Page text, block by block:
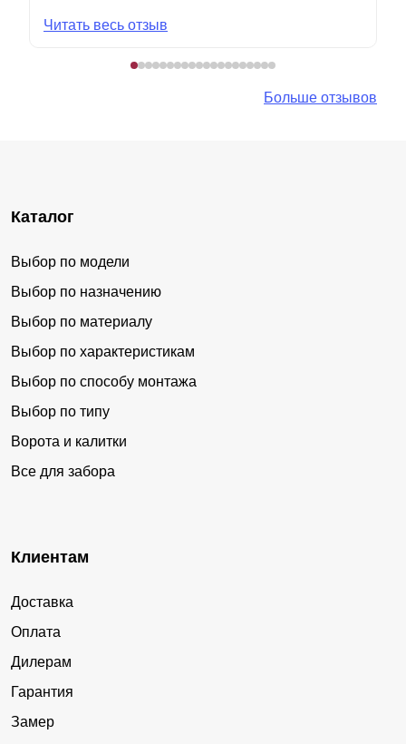
Читать весь отзыв
Больше отзывов
Каталог
Выбор по модели
Выбор по назначению
Выбор по материалу
Выбор по характеристикам
Выбор по способу монтажа
Выбор по типу
Ворота и калитки
Все для забора
Клиентам
Доставка
Оплата
Дилерам
Гарантия
Замер